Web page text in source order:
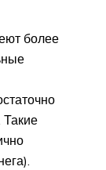
более
Такие